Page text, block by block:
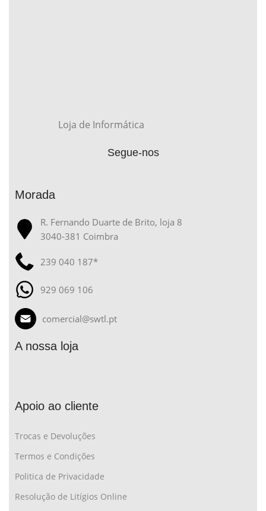
Loja de Informática
Segue-nos
Morada
R. Fernando Duarte de Brito, loja 8
3040-381 Coimbra
239 040 187*
929 069 106
comercial@swtl.pt
A nossa loja
Apoio ao cliente
Trocas e Devoluções
Termos e Condições
Politica de Privacidade
Resolução de Litígios Online